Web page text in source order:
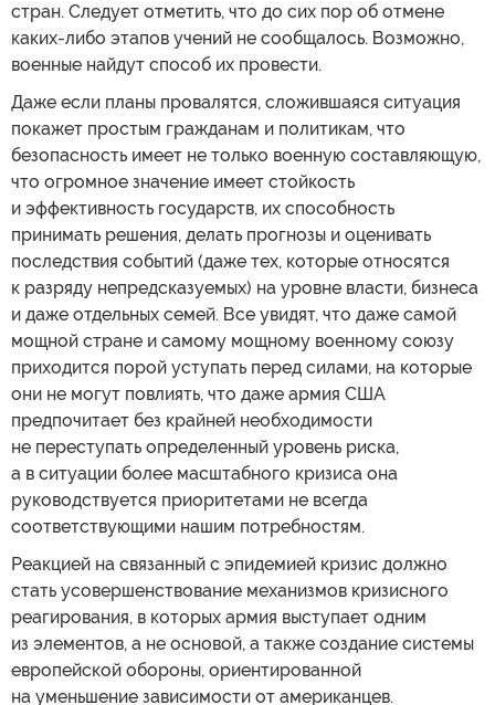
стран. Следует отметить, что до сих пор об отмене
каких-либо этапов учений не сообщалось. Возможно,
военные найдут способ их провести.
Даже если планы провалятся, сложившаяся ситуация
покажет простым гражданам и политикам, что
безопасность имеет не только военную составляющую,
что огромное значение имеет стойкость
и эффективность государств, их способность
принимать решения, делать прогнозы и оценивать
последствия событий (даже тех, которые относятся
к разряду непредсказуемых) на уровне власти, бизнеса
и даже отдельных семей. Все увидят, что даже самой
мощной стране и самому мощному военному союзу
приходится порой уступать перед силами, на которые
они не могут повлиять, что даже армия США
предпочитает без крайней необходимости
не переступать определенный уровень риска,
а в ситуации более масштабного кризиса она
руководствуется приоритетами не всегда
соответствующими нашим потребностям.
Реакцией на связанный с эпидемией кризис должно
стать усовершенствование механизмов кризисного
реагирования, в которых армия выступает одним
из элементов, а не основой, а также создание системы
европейской обороны, ориентированной
на уменьшение зависимости от американцев.